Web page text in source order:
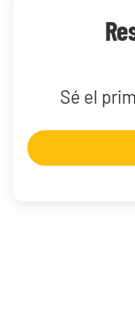
Sé el